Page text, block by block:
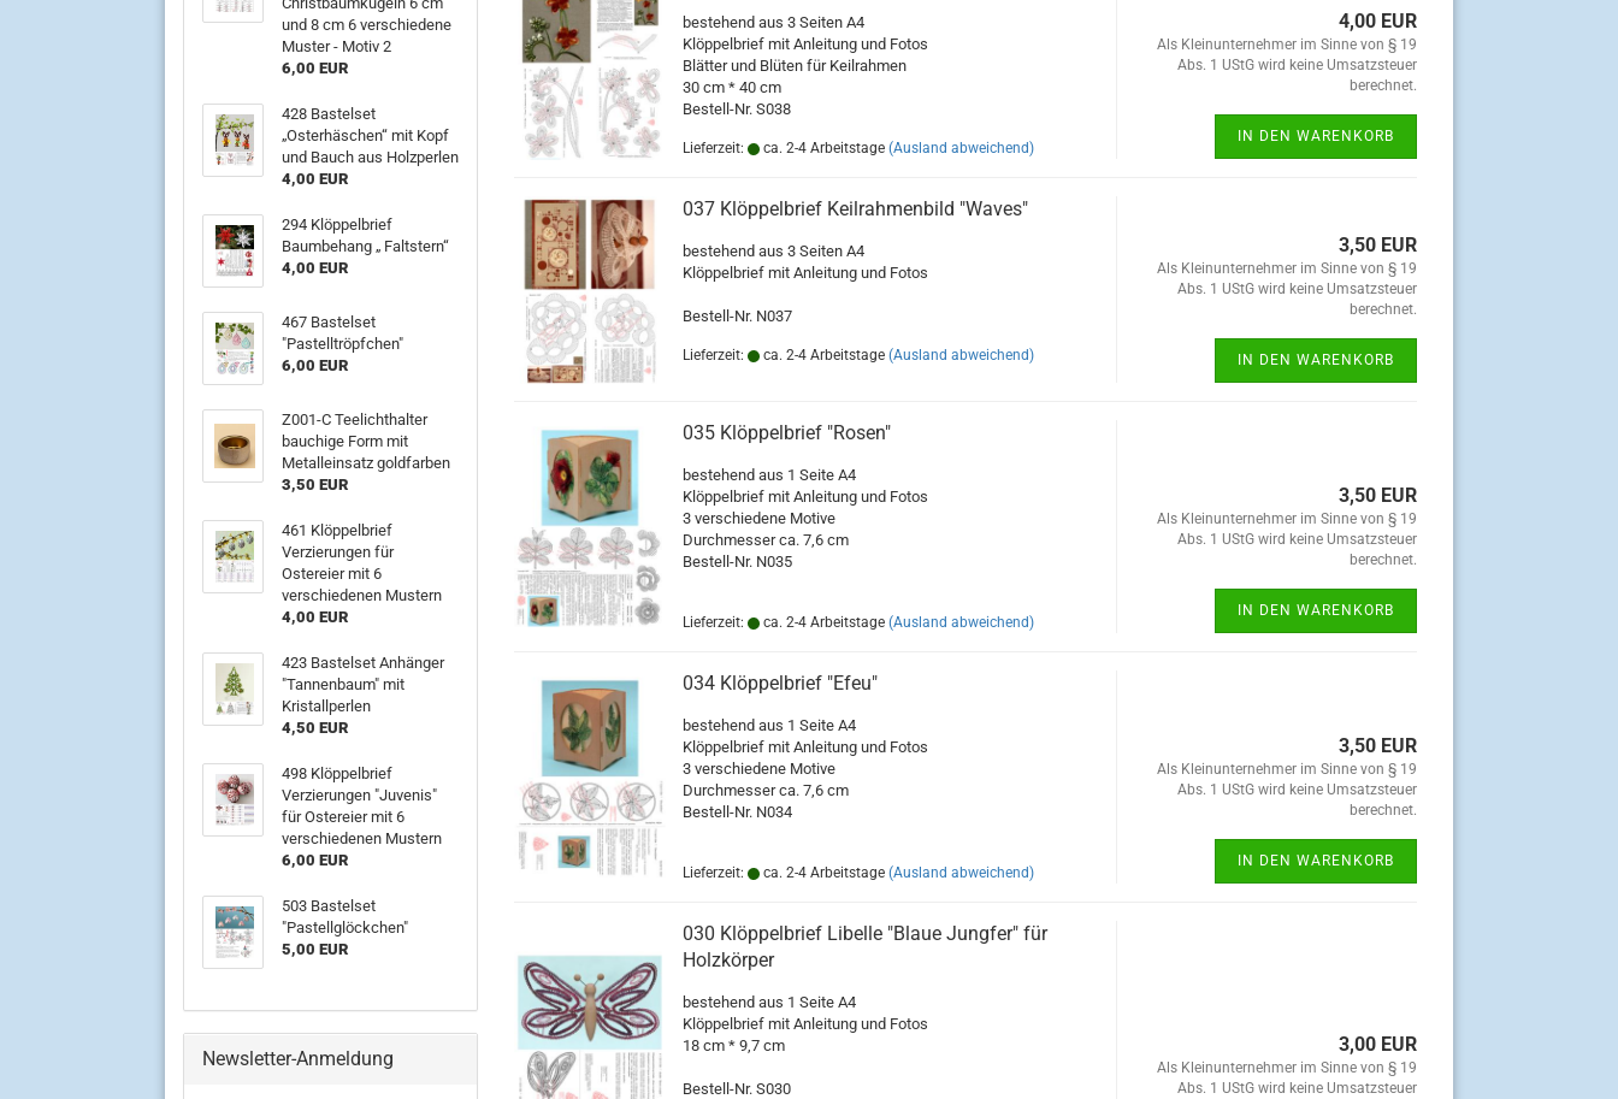
bestehend aus 3 Seiten A4
Klöppelbrief mit Anleitung und Fotos
Blätter und Blüten für Keilrahmen
30 cm * 40 cm
Bestell-Nr. S038
Lieferzeit: ca. 2-4 Arbeitstage (Ausland abweichend)
4,00 EUR
Als Kleinunternehmer im Sinne von § 19
Abs. 1 UStG wird keine Umsatzsteuer
berechnet.
IN DEN WARENKORB
037 Klöppelbrief Keilrahmenbild "Waves"
bestehend aus 3 Seiten A4
Klöppelbrief mit Anleitung und Fotos
Bestell-Nr. N037
Lieferzeit: ca. 2-4 Arbeitstage (Ausland abweichend)
3,50 EUR
Als Kleinunternehmer im Sinne von § 19
Abs. 1 UStG wird keine Umsatzsteuer
berechnet.
IN DEN WARENKORB
035 Klöppelbrief "Rosen"
bestehend aus 1 Seite A4
Klöppelbrief mit Anleitung und Fotos
3 verschiedene Motive
Durchmesser ca. 7,6 cm
Bestell-Nr. N035
Lieferzeit: ca. 2-4 Arbeitstage (Ausland abweichend)
3,50 EUR
Als Kleinunternehmer im Sinne von § 19
Abs. 1 UStG wird keine Umsatzsteuer
berechnet.
IN DEN WARENKORB
034 Klöppelbrief "Efeu"
bestehend aus 1 Seite A4
Klöppelbrief mit Anleitung und Fotos
3 verschiedene Motive
Durchmesser ca. 7,6 cm
Bestell-Nr. N034
Lieferzeit: ca. 2-4 Arbeitstage (Ausland abweichend)
3,50 EUR
Als Kleinunternehmer im Sinne von § 19
Abs. 1 UStG wird keine Umsatzsteuer
berechnet.
IN DEN WARENKORB
030 Klöppelbrief Libelle "Blaue Jungfer" für
Holzkörper
bestehend aus 1 Seite A4
Klöppelbrief mit Anleitung und Fotos
18 cm * 9,7 cm
Bestell-Nr. S030
3,00 EUR
Als Kleinunternehmer im Sinne von § 19
Abs. 1 UStG wird keine Umsatzsteuer
und 8 cm 6 verschiedene
Muster - Motiv 2
6,00 EUR
428 Bastelset
„Osterhäschen“ mit Kopf
und Bauch aus Holzperlen
4,00 EUR
294 Klöppelbrief
Baumbehang „ Faltstern“
4,00 EUR
467 Bastelset
"Pastelltröpfchen"
6,00 EUR
Z001-C Teelichthalter
bauchige Form mit
Metalleinsatz goldfarben
3,50 EUR
461 Klöppelbrief
Verzierungen für
Ostereier mit 6
verschiedenen Mustern
4,00 EUR
423 Bastelset Anhänger
"Tannenbaum" mit
Kristallperlen
4,50 EUR
498 Klöppelbrief
Verzierungen "Juvenis"
für Ostereier mit 6
verschiedenen Mustern
6,00 EUR
503 Bastelset
"Pastellglöckchen"
5,00 EUR
Newsletter-Anmeldung